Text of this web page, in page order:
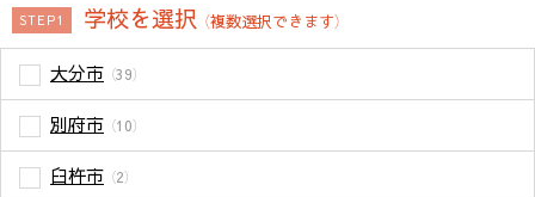
STEP1 学校を選択 （複数選択できます）
大分市 （39）
別府市 （10）
臼杵市 （2）